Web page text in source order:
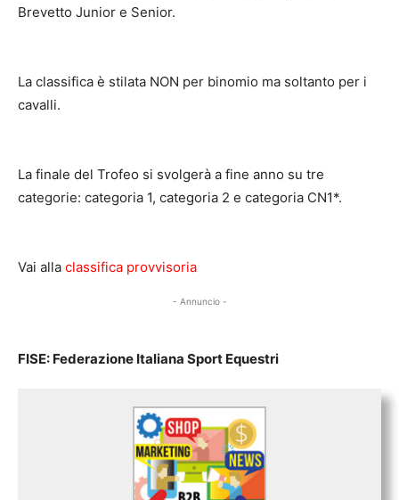
Brevetto Junior e Senior.
La classifica è stilata NON per binomio ma soltanto per i
cavalli.
La finale del Trofeo si svolgerà a fine anno su tre
categorie: categoria 1, categoria 2 e categoria CN1*.
Vai alla classifica provvisoria
- Annuncio -
FISE: Federazione Italiana Sport Equestri